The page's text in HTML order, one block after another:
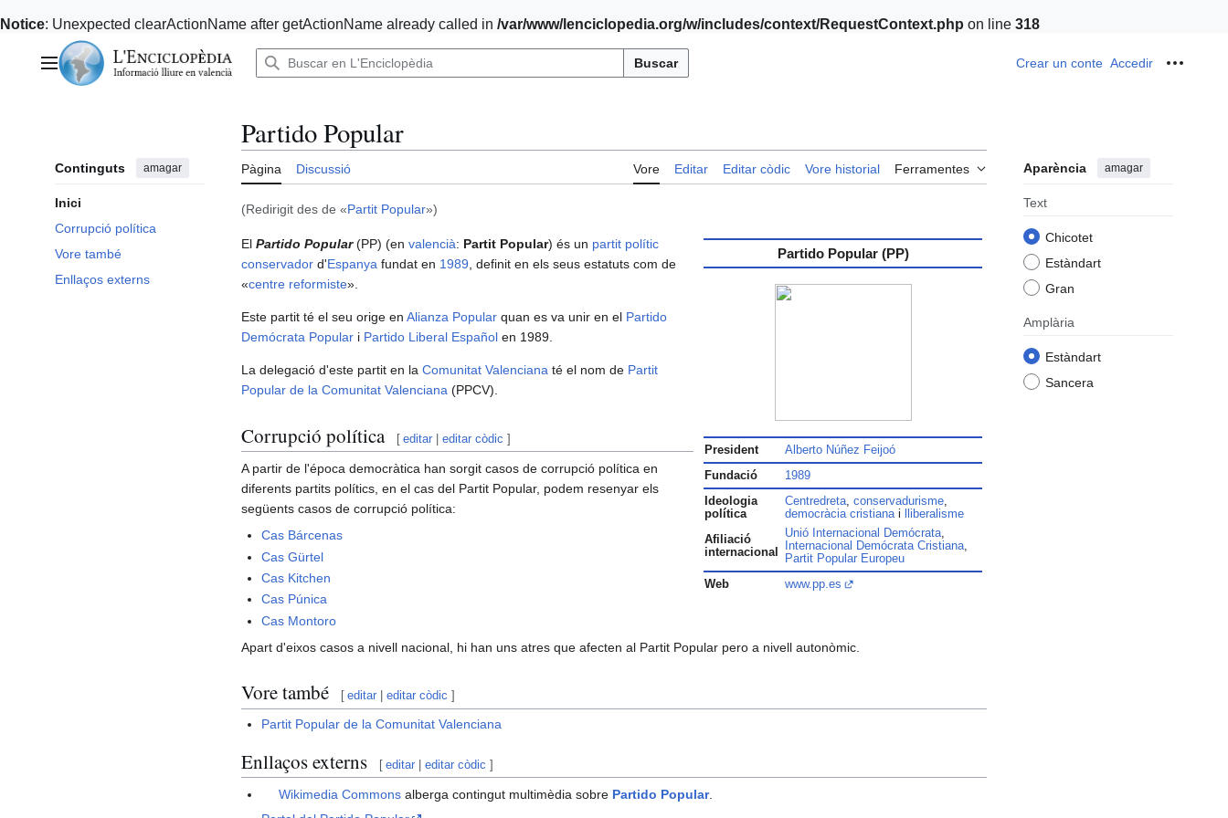
Notice: Unexpected clearActionName after getActionName already called in /var/www/lenciclopedia.org/w/includes/context/RequestContext.php on line 318
contingutMenú principal Buscar Crear un conte Accedir
Continguts amagar
Inici
Corrupció política
Vore també
Enllaços externs
Partido Popular
Pàgina Discussió Vore Editar Editar còdic Vore historial Ferramentes Aparència amagar
Text
Chicotet
Estàndart
Gran
Amplària
Estàndart
Sancera
(Redirigit des de «Partit Popular»)
Partido Popular (PP)
President
Alberto Núñez Feijoó
Fundació
1989
Ideologia
política
Centredreta, conservadurisme,
democràcia cristianai
lliberalisme
Afiliació
internacional
Unió Internacional Demócrata,
Internacional Demócrata Cristiana,
Partit Popular Europeu
Web
www.pp.es
El Partido Popular(PP) (en valencià: Partit Popular) és un partit polític
conservador d'Espanya fundat en 1989 , definit en els seus estatuts com de
«centre reformiste».
Este partit té el seu orige en Alianza Popular quan es va unir en el Partido
Demócrata Popular i Partido Liberal Español en 1989.
La delegació d'este partit en la Comunitat Valenciana té el nom de Partit
Popular de la Comunitat Valenciana (PPCV).
Corrupció política [ editar |editar còdic ]
A partir de l'época democràtica han sorgit casos de corrupció política en
diferents partits polítics, en el cas del Partit Popular, podem resenyar els
següents casos de corrupció política:
Cas Bárcenas
Cas Gürtel
Cas Kitchen
Cas Púnica
Cas Montoro
Apart d'eixos casos a nivell nacional, hi han uns atres que afecten al Partit Popular pero a nivell autonòmic.
Vore també [ editar |editar còdic ]
Partit Popular de la Comunitat Valenciana
Enllaços externs [ editar |editar còdic ]
Wikimedia Commons alberga contingut multimèdia sobre Partido Popular.